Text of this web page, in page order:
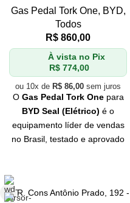
Gas Pedal Tork One, BYD,
Todos
R$ 860,00
À vista no Pix
R$ 774,00
ou 10x de R$ 86,00 sem juros
O Gas Pedal Tork Onepara
BYD Seal (Elétrico) é o
equipamento líder de vendas
no Brasil, testado e aprovado
eficiência, Tork One é a sua
R. Cons Antônio Prado, 192